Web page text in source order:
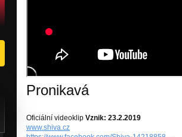
Pronikavá
Oficiální videoklip Vznik: 23.2.2019
www.shiva.cz